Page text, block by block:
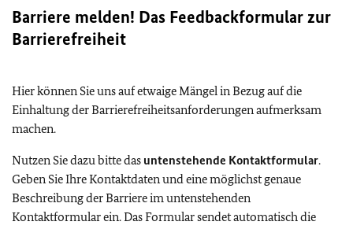
Barriere melden! Das Feedbackformular zur
Barrierefreiheit
Hier können Sie uns auf etwaige Mängel in Bezug auf die
Einhaltung der Barrierefreiheitsanforderungen aufmerksam
machen.
Nutzen Sie dazu bitte das untenstehende Kontaktformular.
Geben Sie Ihre Kontaktdaten und eine möglichst genaue
Beschreibung der Barriere im untenstehenden
Kontaktformular ein. Das Formular sendet automatisch die